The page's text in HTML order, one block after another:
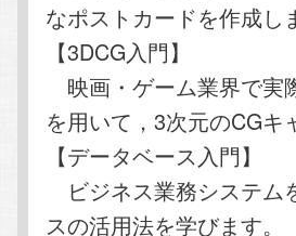
なポストカードを作成し
【3DCG入門】
映画・ゲーム業界で実
を用いて，3次元のCG
【データベース入門】
ビジネス業務システム
スの活用法を学びます。